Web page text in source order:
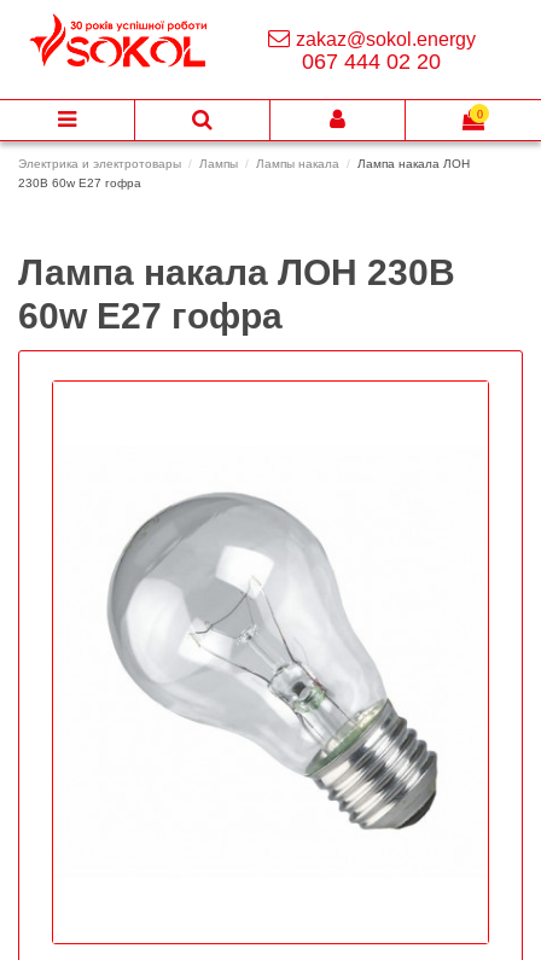
Электрика и электротовары Лампы Лампы накала
Лампа накала ЛОН
230В 60w Е27 гофра
Лампа накала ЛОН 230В
60w Е27 гофра
zakaz@sokol.energy
067 444 02 20
0